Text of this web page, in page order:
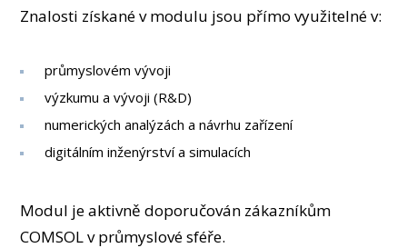
Znalosti získané v modulu jsou přímo využitelné v:
průmyslovém vývoji
výzkumu a vývoji (R&D)
numerických analýzách a návrhu zařízení
digitálním inženýrství a simulacích
Modul je aktivně doporučován zákazníkům
COMSOL v průmyslové sféře.